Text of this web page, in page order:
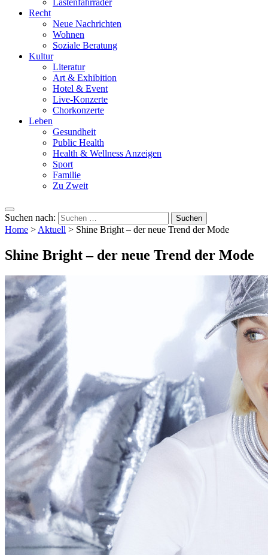
Lastenfahrräder
Recht
Neue Nachrichten
Wohnen
Soziale Beratung
Kultur
Literatur
Art & Exhibition
Hotel & Event
Live-Konzerte
Chorkonzerte
Leben
Gesundheit
Public Health
Health & Wellness Anzeigen
Sport
Familie
Zu Zweit
Suchen nach:
Home >Aktuell > Shine Bright – der neue Trend der Mode
Shine Bright – der neue Trend der Mode